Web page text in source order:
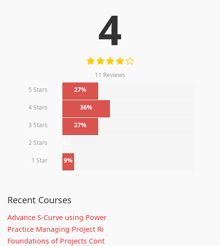
4
11 Reviews
5 Stars
27%
4 Stars 36%
3 Stars 27%
2 Stars
1 Star 9%
Recent Courses
Advance S-Curve using Power
Practice Managing Project Ri
Foundations of Projects Cont